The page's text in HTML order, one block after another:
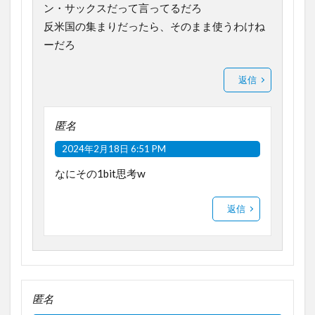
ン・サックスだって言ってるだろ
反米国の集まりだったら、そのまま使うわけね
ーだろ
返信
匿名
2024年2月18日 6:51 PM
なにその1bit思考w
返信
匿名